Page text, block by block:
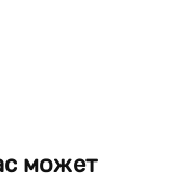
может